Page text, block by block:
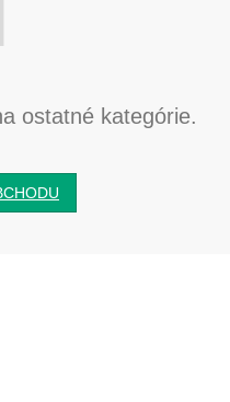
ostatné kategórie.